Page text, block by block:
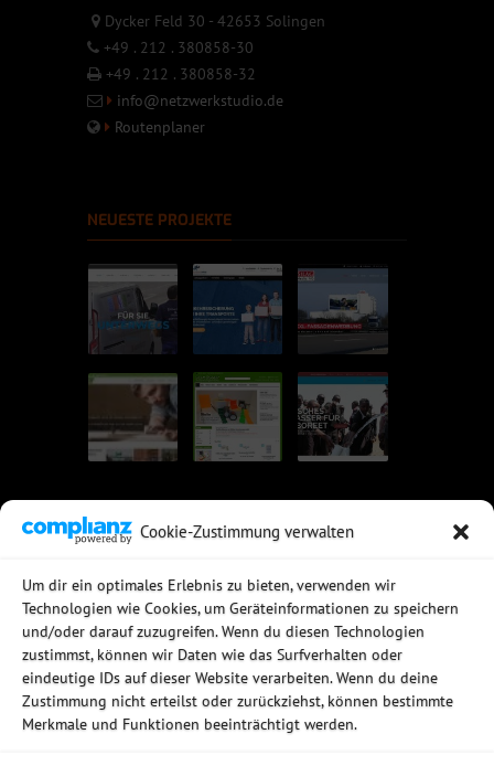
Cookie-Zustimmung verwalten
Um dir ein optimales Erlebnis zu bieten, verwenden wir
Technologien wie Cookies, um Geräteinformationen zu speichern
und/oder darauf zuzugreifen. Wenn du diesen Technologien
zustimmst, können wir Daten wie das Surfverhalten oder
eindeutige IDs auf dieser Website verarbeiten. Wenn du deine
Zustimmung nicht erteilst oder zurückziehst, können bestimmte
Merkmale und Funktionen beeinträchtigt werden.
Dycker Feld 30 - 42653 Solingen
+49 . 212 . 380858-30
+49 . 212 . 380858-32
info@netzwerkstudio.de
Routenplaner
NEUESTE PROJEKTE
Rechtssichere Email-Archivierung
MDaemon Mail- & Groupwareserver
Virtualisierung mit vmWare
Sophos UTM - Mehr als eine Firewall